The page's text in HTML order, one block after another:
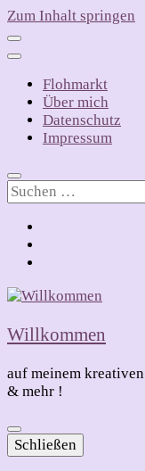
Zum Inhalt springen
Flohmarkt
Über mich
Datenschutz
Impressum
Suchen
nach:
Willkommen
auf meinem
& mehr !
Schließen